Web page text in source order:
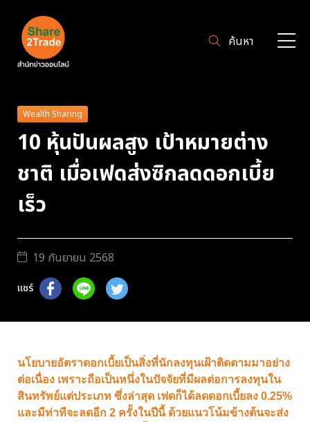
ค้นหา
Wealth Sharing
10 หุ้นปันผลสูง เป้าหมายต่าง
ชาติ เมื่อเฟดส่งซิกลดดอกเบี้ย
เร็ว
19 กันยายน 2568
แชร์
นโยบายอัตราดอกเบี้ยเป็นสิ่งที่นักลงทุนเฝ้าติดตามมาอย่าง
ต่อเนื่อง เพราะถือเป็นหนึ่งในปัจจัยที่มีผลต่อการลงทุนใน
สินทรัพย์แต่ประเภท ซึ่งล่าสุด เฟดก็ได้ลดดอกเบี้ยลง 0.25%
และมีท่าทีจะลดอีก 2 ครั้งในปีนี้ ด้วยแนวโน้มข้างต้นจะส่ง